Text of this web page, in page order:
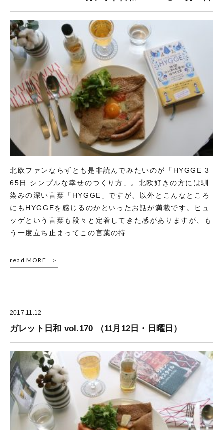
北欧ファンならずとも是非読んでみたいのが「HYGGE 3
65日 シンプルな幸せのつくり方」。北欧好きの方には馴
染みの深い言葉「HYGGE」ですが、以外とこんなところ
にもHYGGEを感じるのかといったお話が満載です。ヒュ
ッゲという言葉も段々と定着してきた感がありますが、も
う一度立ち止まってこの言葉の持 ...
read MORE
2017.11.12
ガレット日和 vol.170 （11月12日・日曜日）